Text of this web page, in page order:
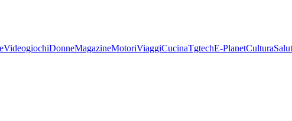
VideogiochiDonneMagazineMotoriViaggiCucinaTgtechE-PlanetCultura